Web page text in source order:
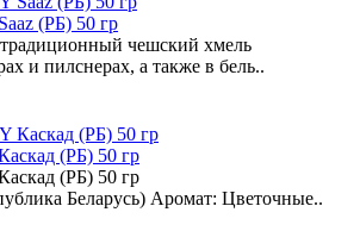
(РБ) 50 гр
чешский хмель
и пилснерах, а также в бель..
(РБ) 50 гр
(РБ) 50 гр
Беларусь) Аромат: Цветочные..